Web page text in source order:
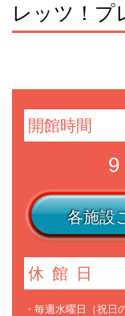
レッツ！
開館時間
9
各施設
休館日
・毎週水曜日（祝日